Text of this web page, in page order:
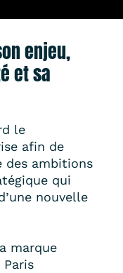
enjeu,
et sa
le
afin de
des ambitions
qui
nouvelle
marque